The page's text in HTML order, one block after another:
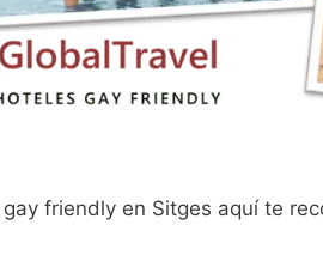
friendly en Sitges aquí te